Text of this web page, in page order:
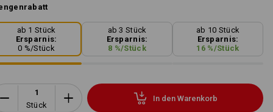
ab 1 Stück
Ersparnis:
0 %/Stück
ab 3 Stück
Ersparnis:
8 %/Stück
ab 10 Stück
Ersparnis:
16 %/Stück
Stück
In den Warenkorb